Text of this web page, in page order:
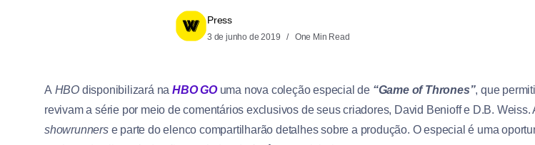
Press
3 de junho de 2019 One Min Read
A HBO disponibilizará naHBO GOuma nova coleção especial de “Game of Thrones”, que
revivam a série por meio de comentários exclusivos de seus criadores, David Benioff e D.B. Weiss.
showrunnerse parte do elenco compartilharão detalhes sobre a produção. O especial é uma